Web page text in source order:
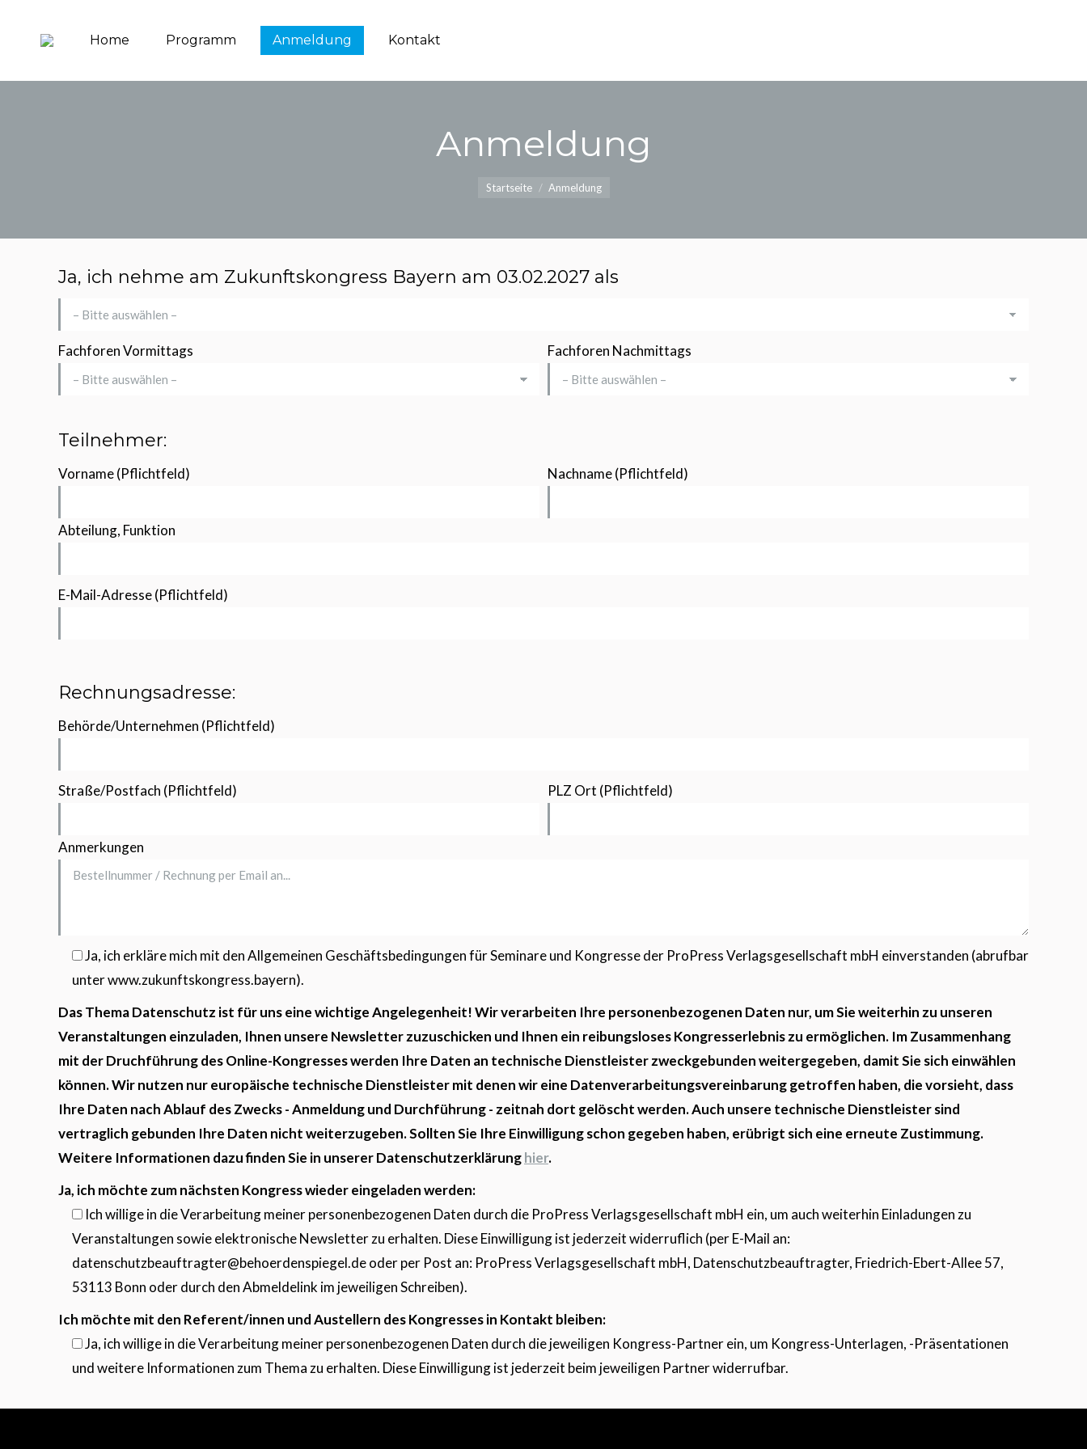
Home Programm Anmeldung Kontakt
Anmeldung
Startseite Anmeldung
Ja, ich nehme am Zukunftskongress Bayern am 03.02.2027 als
Fachforen Vormittags Fachforen Nachmittags
Teilnehmer:
Vorname (Pflichtfeld) Nachname (Pflichtfeld)
Abteilung, Funktion
E-Mail-Adresse (Pflichtfeld)
Rechnungsadresse:
Behörde/Unternehmen (Pflichtfeld)
Straße/Postfach (Pflichtfeld) PLZ Ort (Pflichtfeld)
Anmerkungen
Ja, ich erkläre mich mit den Allgemeinen Geschäftsbedingungen für Seminare und Kongresse der ProPress Verlagsgesellschaft mbH einverstanden (abrufbar
unter www.zukunftskongress.bayern).
Das Thema Datenschutz ist für uns eine wichtige Angelegenheit! Wir verarbeiten Ihre personenbezogenen Daten nur, um Sie weiterhin zu unseren
Veranstaltungen einzuladen, Ihnen unsere Newsletter zuzuschicken und Ihnen ein reibungsloses Kongresserlebnis zu ermöglichen. Im Zusammenhang
mit der Druchführung des Online-Kongresses werden Ihre Daten an technische Dienstleister zweckgebunden weitergegeben, damit Sie sich einwählen
können. Wir nutzen nur europäische technische Dienstleister mit denen wir eine Datenverarbeitungsvereinbarung getroffen haben, die vorsieht, dass
Ihre Daten nach Ablauf des Zwecks - Anmeldung und Durchführung - zeitnah dort gelöscht werden. Auch unsere technische Dienstleister sind
vertraglich gebunden Ihre Daten nicht weiterzugeben. Sollten Sie Ihre Einwilligung schon gegeben haben, erübrigt sich eine erneute Zustimmung.
Weitere Informationen dazu finden Sie in unserer Datenschutzerklärunghier.
Ja, ich möchte zum nächsten Kongress wieder eingeladen werden:
Ich willige in die Verarbeitung meiner personenbezogenen Daten durch die ProPress Verlagsgesellschaft mbH ein, um auch weiterhin Einladungen zu
Veranstaltungen sowie elektronische Newsletter zu erhalten. Diese Einwilligung ist jederzeit widerruflich (per E-Mail an:
datenschutzbeauftragter@behoerdenspiegel.de oder per Post an: ProPress Verlagsgesellschaft mbH, Datenschutzbeauftragter, Friedrich-Ebert-Allee 57,
53113 Bonn oder durch den Abmeldelink im jeweiligen Schreiben).
Ich möchte mit den Referent/innen und Austellern des Kongresses in Kontakt bleiben:
Ja, ich willige in die Verarbeitung meiner personenbezogenen Daten durch die jeweiligen Kongress-Partner ein, um Kongress-Unterlagen, -Präsentationen
und weitere Informationen zum Thema zu erhalten. Diese Einwilligung ist jederzeit beim jeweiligen Partner widerrufbar.